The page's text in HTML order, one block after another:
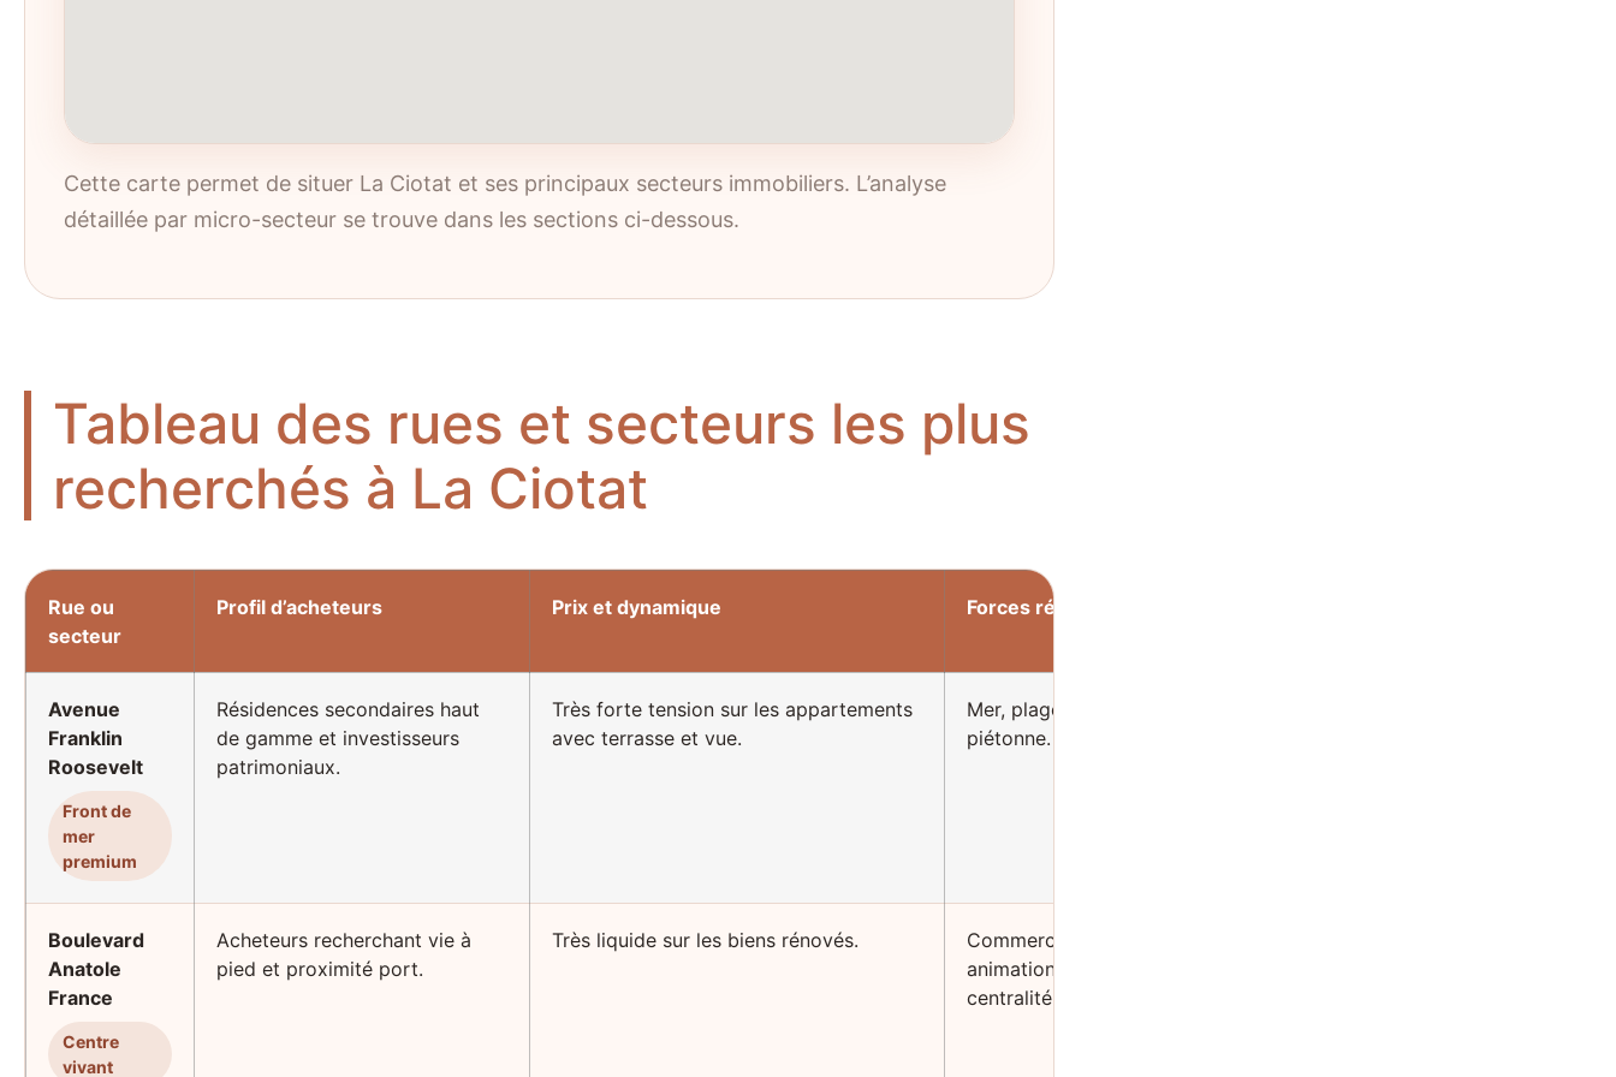
Cette carte permet de situer La Ciotat et ses principaux secteurs immobiliers. L’analyse
détaillée par micro-secteur se trouve dans les sections ci-dessous.
Tableau des rues et secteurs les plus
recherchés à La Ciotat
Rue ou
secteur
Profil d’acheteurs Prix et dynamique Forces réelles
Avenue
Franklin
Roosevelt
Front de
mer
premium
Résidences secondaires haut
de gamme et investisseurs
patrimoniaux.
Très forte tension sur les appartements
avec terrasse et vue.
Mer, plages, vie
piétonne.
Boulevard
Anatole
France
Centre
vivant
Acheteurs recherchant vie à
pied et proximité port.
Très liquide sur les biens rénovés.
Commerces,
animation,
centralité.